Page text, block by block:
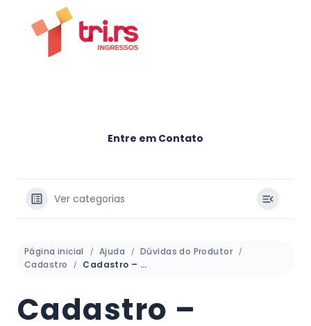
Entre em Contato
Ver categorias
Página inicial Ajuda
Dúvidas do Produtor
Cadastro
Cadastro – Colaboradores
Cadastro –